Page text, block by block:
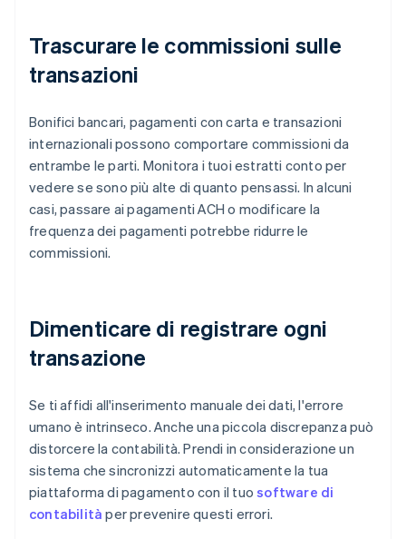
Trascurare le commissioni sulle
transazioni
Bonifici bancari, pagamenti con carta e transazioni
internazionali possono comportare commissioni da
entrambe le parti. Monitora i tuoi estratti conto per
vedere se sono più alte di quanto pensassi. In alcuni
casi, passare ai pagamenti ACH o modificare la
frequenza dei pagamenti potrebbe ridurre le
commissioni.
Dimenticare di registrare ogni
transazione
Se ti affidi all'inserimento manuale dei dati, l'errore
umano è intrinseco. Anche una piccola discrepanza può
distorcere la contabilità. Prendi in considerazione un
sistema che sincronizzi automaticamente la tua
piattaforma di pagamento con il tuosoftware di
contabilità per prevenire questi errori.